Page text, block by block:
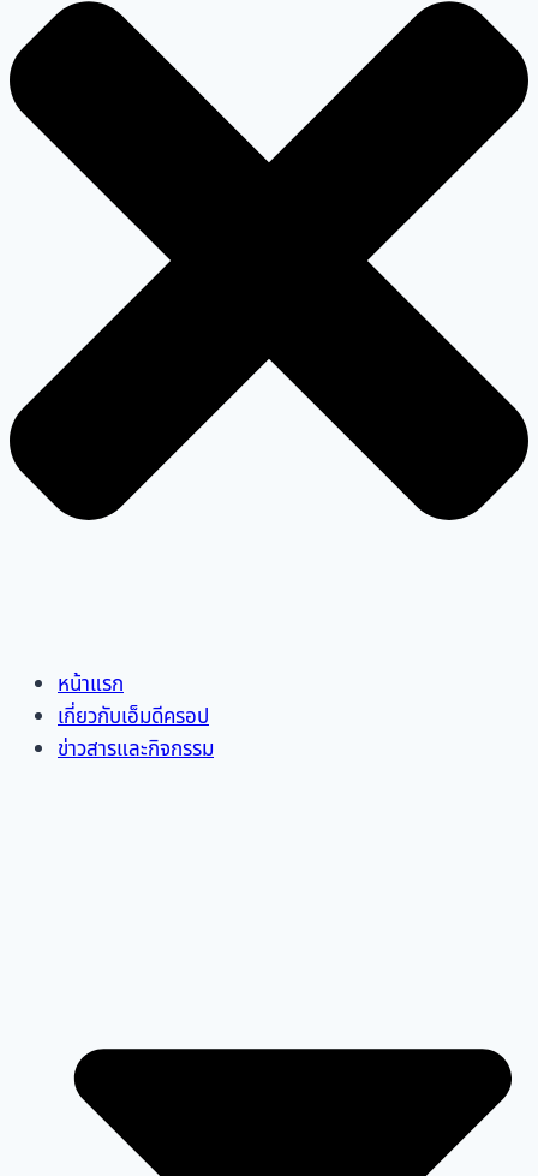
หน้าแรก
เกี่ยวกับเอ็มดีครอป
ข่าวสารและกิจกรรม